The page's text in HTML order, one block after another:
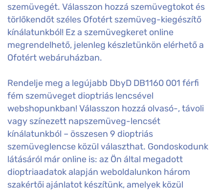
szemüvegét. Válasszon hozzá szemüvegtokot és
törlőkendőt széles Ofotért szemüveg-kiegészítő
kínálatunkból! Ez a szemüvegkeret online
megrendelhető, jelenleg készletünkön elérhető a
Ofotért webáruházban.
Rendelje meg a legújabb DbyD DB1160 001 férfi
fém szemüveget dioptriás lencsével
webshopunkban! Válasszon hozzá olvasó-, távoli
vagy színezett napszemüveg-lencsét
kínálatunkból – összesen 9 dioptriás
szemüveglencse közül választhat. Gondoskodunk
látásáról már online is: az Ön által megadott
dioptriaadatok alapján weboldalunkon három
szakértői ajánlatot készítünk, amelyek közül